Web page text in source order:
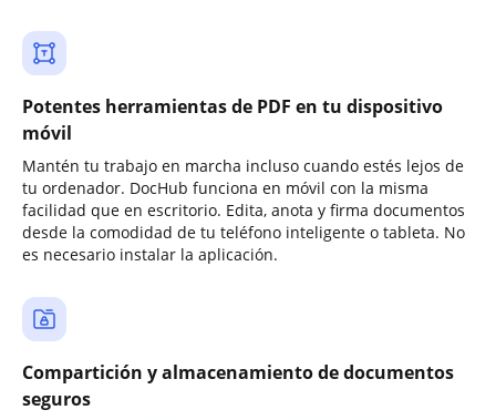
Potentes herramientas de PDF en tu dispositivo
móvil
Mantén tu trabajo en marcha incluso cuando estés lejos de
tu ordenador. DocHub funciona en móvil con la misma
facilidad que en escritorio. Edita, anota y firma documentos
desde la comodidad de tu teléfono inteligente o tableta. No
es necesario instalar la aplicación.
Compartición y almacenamiento de documentos
seguros